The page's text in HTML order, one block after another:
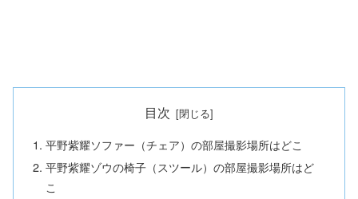
目次
平野紫耀ソファー（チェア）の部屋撮影場所はどこ
平野紫耀ゾウの椅子（スツール）の部屋撮影場所はど
こ